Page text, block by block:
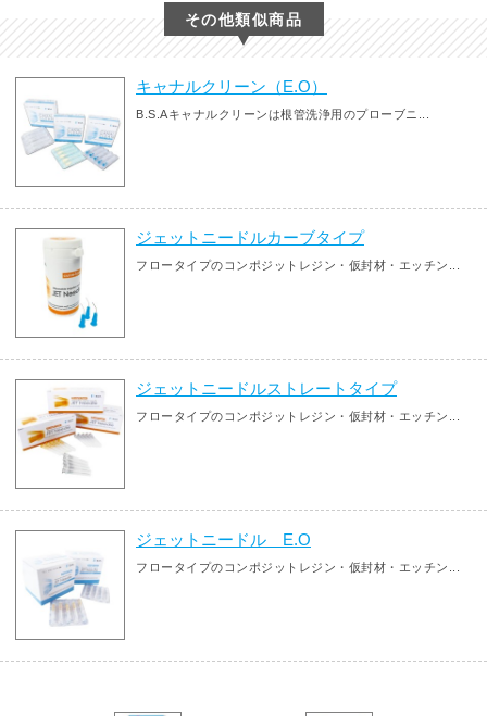
その他類似商品
キャナルクリーン（E.O）
B.S.Aキャナルクリーンは根管洗浄用のプローブニ...
ジェットニードルカーブタイプ
フロータイプのコンポジットレジン・仮封材・エッチン...
ジェットニードルストレートタイプ
フロータイプのコンポジットレジン・仮封材・エッチン...
ジェットニードル E.O
フロータイプのコンポジットレジン・仮封材・エッチン...